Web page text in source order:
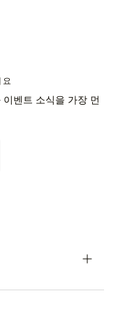
벤트 소식을 가장 먼